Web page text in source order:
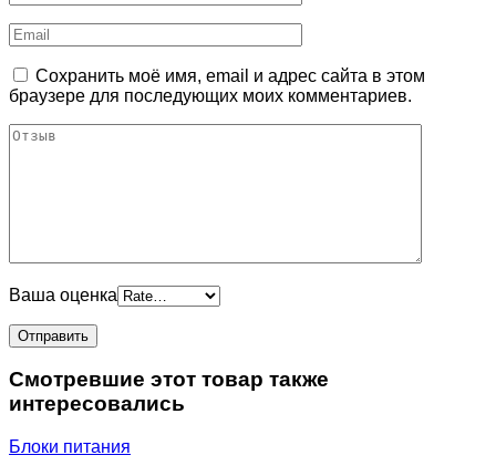
Сохранить моё имя, email и адрес сайта в этом
браузере для последующих моих комментариев.
Ваша оценка
Смотревшие этот товар также
интересовались
Блоки питания